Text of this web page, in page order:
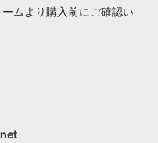
ムより購入前にご確認い